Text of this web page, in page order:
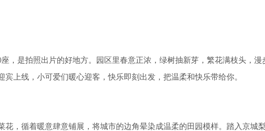
是拍照出片的好地方。园区里春意正浓，绿树抽新芽，繁花满枝头，漫
上线，小可爱们暖心迎客，快乐即刻出发，把温柔和快乐带给你。
，循着暖意肆意铺展，将城市的边角晕染成温柔的田园模样。踏入京城